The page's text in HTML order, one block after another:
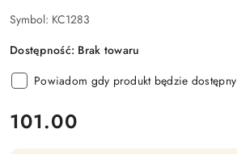
Symbol: KC1283
Dostępność: Brak towaru
Powiadom gdy produkt będzie dostępny
cena:
101.00